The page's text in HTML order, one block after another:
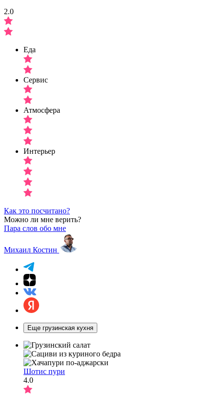
2.0
Еда
Сервис
Атмосфера
Интерьер
Как это посчитано?
Можно ли мне верить?
Пара слов обо мне
Михаил Костин
Еще грузинская кухня
Шотис пури
4.0